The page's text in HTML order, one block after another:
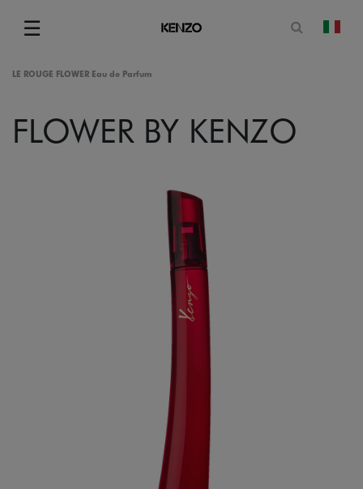
☰
Menu
Apri il
LE ROUGE FLOWER Eau de Parfum
FLOWER BY KENZO